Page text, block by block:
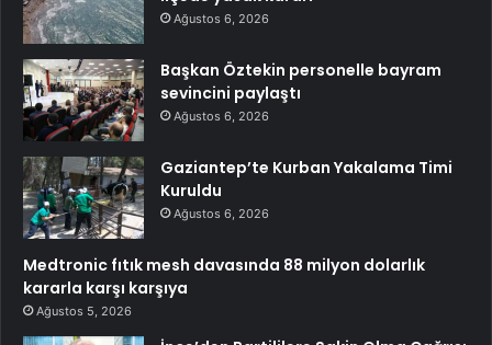
Ağustos 6, 2026
Başkan Öztekin personelle bayram
sevincini paylaştı
Ağustos 6, 2026
Gaziantep’te Kurban Yakalama Timi
Kuruldu
Ağustos 6, 2026
Medtronic fıtık mesh davasında 88 milyon dolarlık
kararla karşı karşıya
Ağustos 5, 2026